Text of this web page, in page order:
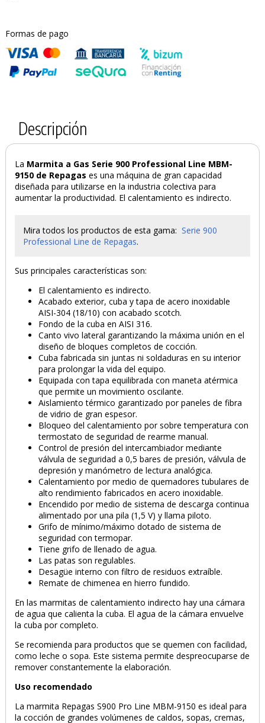
Formas de pago
Descripción
La Marmita a Gas Serie 900 Professional Line MBM-
9150 de Repagases una máquina de gran capacidad
diseñada para utilizarse en la industria colectiva para
aumentar la productividad. El calentamiento es indirecto.
Mira todos los productos de esta gama:Serie 900
Professional Line de Repagas.
Sus principales características son:
El calentamiento es indirecto.
Acabado exterior, cuba y tapa de acero inoxidable
AISI-304 (18/10) con acabado scotch.
Fondo de la cuba en AISI 316.
Canto vivo lateral garantizando la máxima unión en el
diseño de bloques completos de cocción.
Cuba fabricada sin juntas ni soldaduras en su interior
para prolongar la vida del equipo.
Equipada con tapa equilibrada con maneta atérmica
que permite un movimiento oscilante.
Aislamiento térmico garantizado por paneles de fibra
de vidrio de gran espesor.
Bloqueo del calentamiento por sobre temperatura con
termostato de seguridad de rearme manual.
Control de presión del intercambiador mediante
válvula de seguridad a 0,5 bares de presión, válvula de
depresión y manómetro de lectura analógica.
Calentamiento por medio de quemadores tubulares de
alto rendimiento fabricados en acero inoxidable.
Encendido por medio de sistema de descarga continua
alimentado por una pila (1,5 V) y llama piloto.
Grifo de mínimo/máximo dotado de sistema de
seguridad con termopar.
Tiene grifo de llenado de agua.
Las patas son regulables.
Desagüe interno con filtro de residuos extraíble.
Remate de chimenea en hierro fundido.
En las marmitas de calentamiento indirecto hay una cámara
de agua que calienta la cuba. El agua de la cámara envuelve
la cuba por completo.
Se recomienda para productos que se quemen con facilidad,
como leche o sopa. Este sistema permite despreocuparse de
remover constantemente la elaboración.
Uso recomendado
La marmita Repagas S900 Pro Line MBM-9150 es ideal para
la cocción de grandes volúmenes de caldos, sopas, cremas,